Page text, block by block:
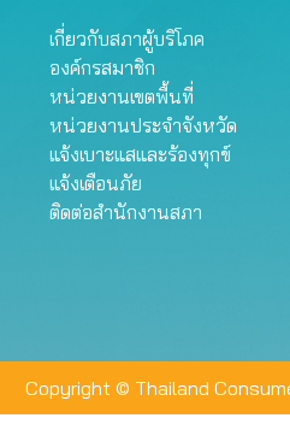
เกี่ยวกับสภาผู้บริโภค
องค์กรสมาชิก
หน่วยงานเขตพื้นที่
หน่วยงานประจำจังหวัด
แจ้งเบาะแสและร้องทุกข์
แจ้งเตือนภัย
ติดต่อสำนักงานสภา
Copyright © Thailand